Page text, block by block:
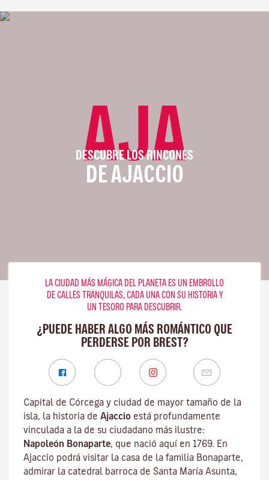
AJA
DESCUBRE LOS RINCONES
DE AJACCIO
LA CIUDAD MÁS MÁGICA DEL PLANETA ES UN EMBROLLO
DE CALLES TRANQUILAS, CADA UNA CON SU HISTORIA Y
UN TESORO PARA DESCUBRIR.
¿PUEDE HABER ALGO MÁS ROMÁNTICO QUE
PERDERSE POR BREST?
Capital de Córcega y ciudad de mayor tamaño de la
isla, la historia de Ajaccio está profundamente
vinculada a la de su ciudadano más ilustre:
Napoleón Bonaparte, que nació aquí en 1769. En
Ajaccio podrá visitar la casa de la familia Bonaparte,
admirar la catedral barroca de Santa María Asunta,